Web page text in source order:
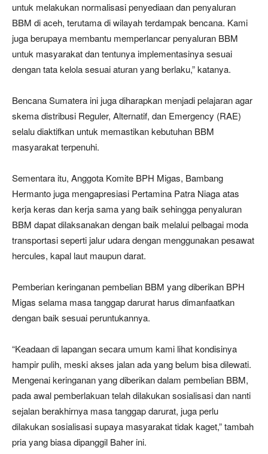
untuk melakukan normalisasi penyediaan dan penyaluran
BBM di aceh, terutama di wilayah terdampak bencana. Kami
juga berupaya membantu memperlancar penyaluran BBM
untuk masyarakat dan tentunya implementasinya sesuai
dengan tata kelola sesuai aturan yang berlaku,” katanya.
Bencana Sumatera ini juga diharapkan menjadi pelajaran agar
skema distribusi Reguler, Alternatif, dan Emergency (RAE)
selalu diaktifkan untuk memastikan kebutuhan BBM
masyarakat terpenuhi.
Sementara itu, Anggota Komite BPH Migas, Bambang
Hermanto juga mengapresiasi Pertamina Patra Niaga atas
kerja keras dan kerja sama yang baik sehingga penyaluran
BBM dapat dilaksanakan dengan baik melalui pelbagai moda
transportasi seperti jalur udara dengan menggunakan pesawat
hercules, kapal laut maupun darat.
Pemberian keringanan pembelian BBM yang diberikan BPH
Migas selama masa tanggap darurat harus dimanfaatkan
dengan baik sesuai peruntukannya.
“Keadaan di lapangan secara umum kami lihat kondisinya
hampir pulih, meski akses jalan ada yang belum bisa dilewati.
Mengenai keringanan yang diberikan dalam pembelian BBM,
pada awal pemberlakuan telah dilakukan sosialisasi dan nanti
sejalan berakhirnya masa tanggap darurat, juga perlu
dilakukan sosialisasi supaya masyarakat tidak kaget,” tambah
pria yang biasa dipanggil Baher ini.